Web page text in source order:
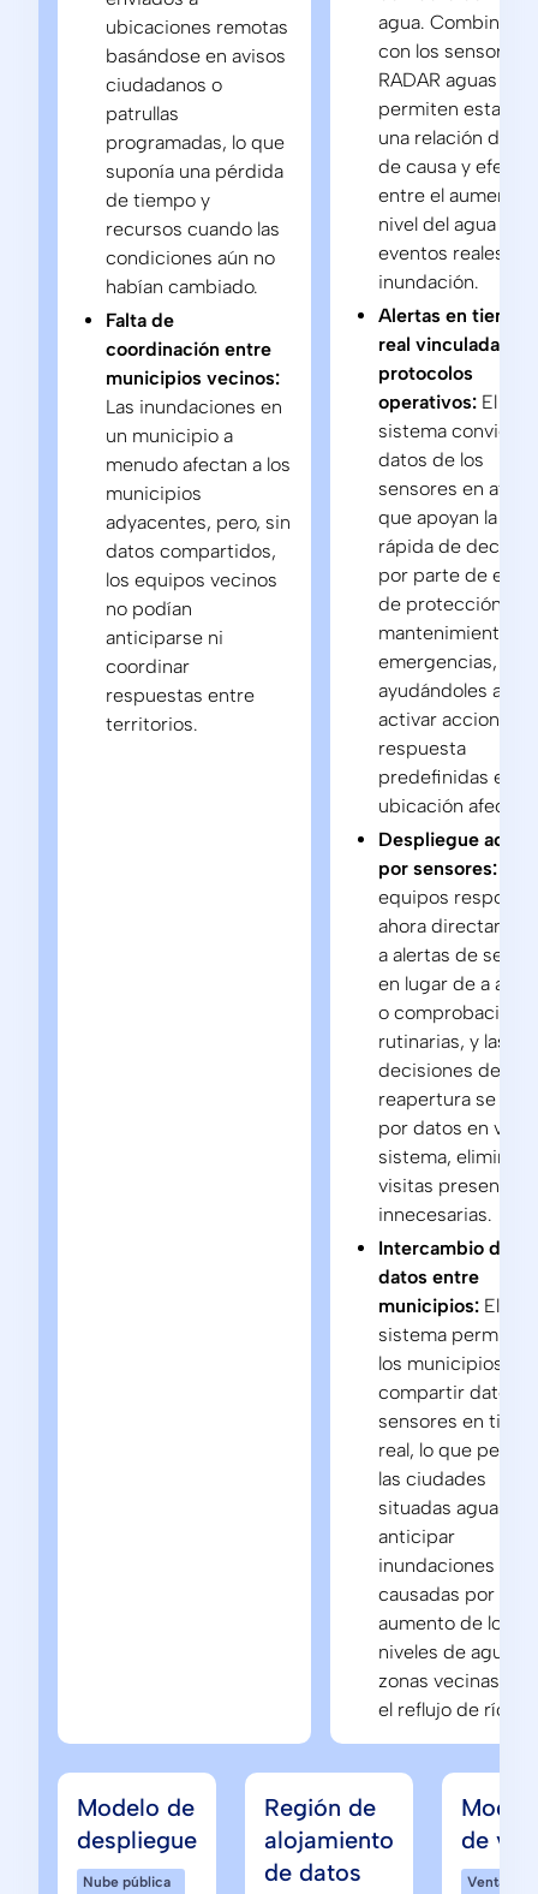
ubicaciones remotas
basándose en avisos
ciudadanos o
patrullas
programadas, lo que
suponía una pérdida
de tiempo y
recursos cuando las
condiciones aún no
habían cambiado.
Falta de
coordinación entre
municipios vecinos:
Las inundaciones en
un municipio a
menudo afectan a los
municipios
adyacentes, pero, sin
datos compartidos,
los equipos vecinos
no podían
anticiparse ni
coordinar
respuestas entre
territorios.
agua.
con los sensores
RADAR aguas
permiten
una relación
de causa y efecto
entre el aumento
nivel del agua y los
eventos reales de
inundación.
Alertas en tiempo
real vinculadas a
protocolos
operativos:El
sistema convierte
datos de los
sensores en
que apoyan la
rápida de
por parte de
de protección
mantenimiento y
emergencias,
ayudándoles a
activar acciones
respuesta
predefinidas en la
ubicación
Despliegue
por sensores:Los
equipos
ahora
a alertas de
en lugar de a
o
rutinarias, y las
decisiones de
reapertura se
por datos en vivo
sistema,
visitas
innecesarias.
Intercambio de
datos entre
municipios:El
sistema permite a
los municipios
compartir datos
sensores en
real, lo que
las ciudades
situadas aguas
anticipar
inundaciones
causadas por el
aumento de los
niveles de agua en
zonas vecinas,
el reflujo de ríos.
Modelo de
despliegue
Nube pública
Región de
alojamiento
de datos
de
Venta de